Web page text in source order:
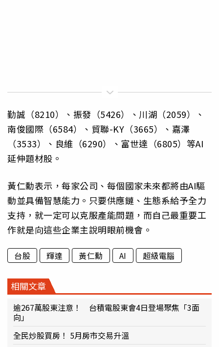
勤誠（8210）、振發（5426）、川湖（2059）、
南俊國際（6584）、貿聯-KY（3665）、嘉澤
（3533）、良維（6290）、富世達（6805）等AI
延伸題材股。
黃仁勳表示，每家公司、每個國家未來都將由AI驅
動並具備智慧能力。只要供應鏈、生態系給予全力
支持，就一定可以克服產能問題，而自己最重要工
作就是向這些企業主說明眼前機會。
台股 輝達 黃仁勳 AI 超級電腦
相關文章
逾267萬股東注意！ 台積電股東會4日登場聚焦「3面
向」
全民炒股買房！ 5月房市交易升溫